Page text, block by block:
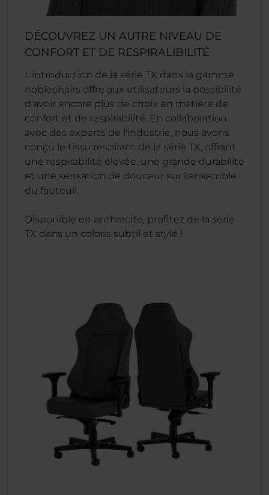
DÉCOUVREZ UN AUTRE NIVEAU DE
CONFORT ET DE RESPIRALIBILITÉ
L'introduction de la série TX dans la gamme
noblechairs offre aux utilisateurs la possibilité
d'avoir encore plus de choix en matière de
confort et de respirabilité. En collaboration
avec des experts de l'industrie, nous avons
conçu le tissu respirant de la série TX, offrant
une respirabilité élevée, une grande durabilité
et une sensation de douceur sur l'ensemble
du fauteuil.
Disponible en anthracite, profitez de la série
TX dans un coloris subtil et stylé !